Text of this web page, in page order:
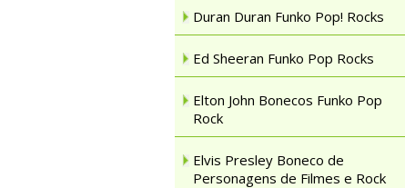
Duran Duran Funko Pop! Rocks
Ed Sheeran Funko Pop Rocks
Elton John Bonecos Funko Pop
Rock
Elvis Presley Boneco de
Personagens de Filmes e Rock